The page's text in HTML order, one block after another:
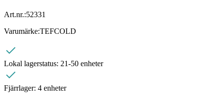
Art.nr.:52331
Varumärke:TEFCOLD
Lokal lagerstatus: 21-50 enheter
Fjärrlager: 4 enheter